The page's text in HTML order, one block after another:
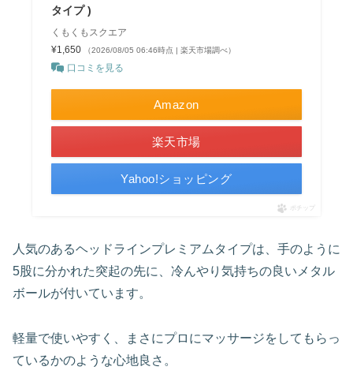
タイプ )
くもくもスクエア
¥1,650
（2026/08/05 06:46時点 | 楽天市場調べ）
口コミを見る
Amazon
楽天市場
Yahoo!ショッピング
ポチップ
人気のあるヘッドラインプレミアムタイプは、手のように
5股に分かれた突起の先に、冷んやり気持ちの良いメタル
ボールが付いています。
軽量で使いやすく、まさにプロにマッサージをしてもらっ
ているかのような心地良さ。